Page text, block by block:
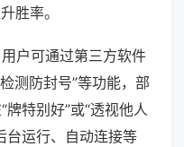
胜率。
户可通过第三方软件
测防封号”等功能，部
特别好”或“透视他人
台运行、自动连接等